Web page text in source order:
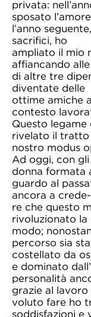
privata:
sposato
l’anno
sacrifici, ho
ampliato il mio
affiancando
di altre tre
diventate delle
ottime amiche
contesto
Questo legame
rivelato il tratto
nostro modus
Ad oggi, con
donna formata
guardo al
ancora a crede-
re che questo
rivoluzionato la
modo;
percorso sia
costellato da
e dominato
personalità
grazie al lavoro
voluto fare ho
soddisfazioni e